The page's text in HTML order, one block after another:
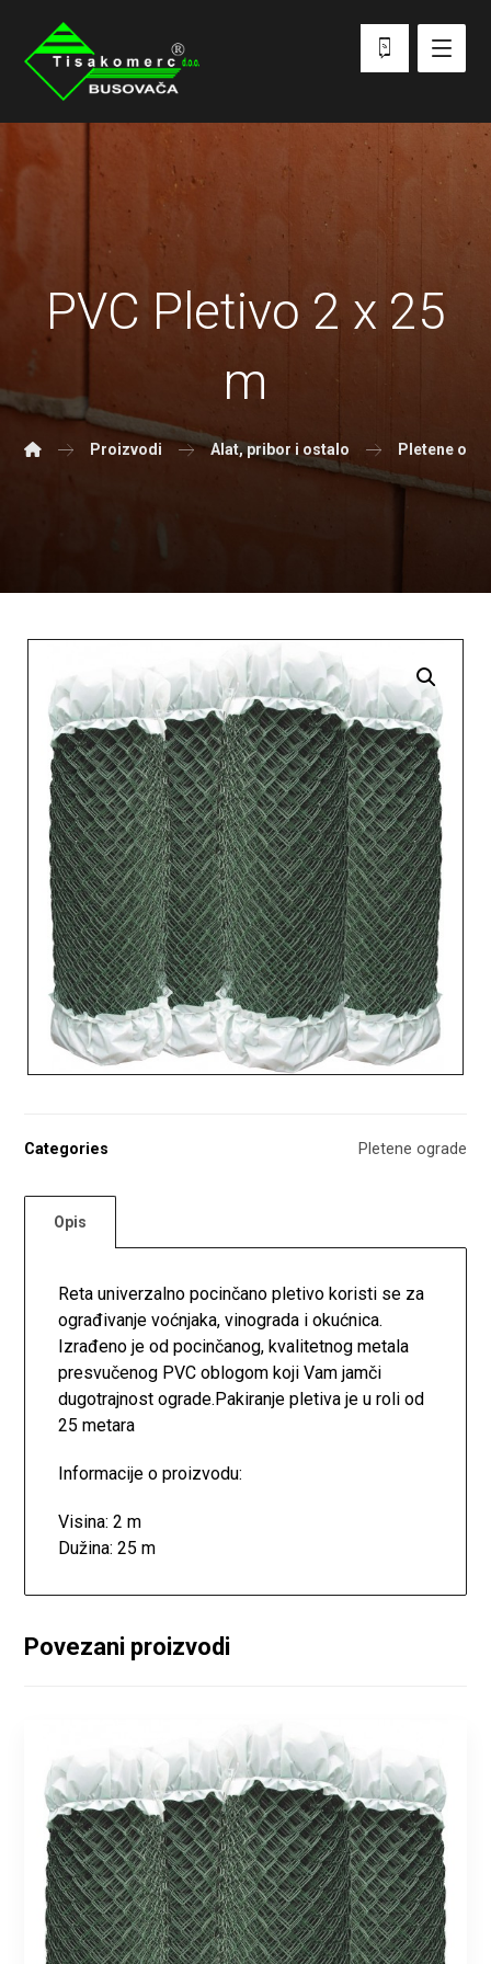
PVC Pletivo 2 x 25
m
Proizvodi Alat, pribor i ostalo Pletene
Enlarge the image
Categories Pletene ograde
Opis
Reta univerzalno pocinčano pletivo koristi se za
ograđivanje voćnjaka, vinograda i okućnica.
Izrađeno je od pocinčanog, kvalitetnog metala
presvučenog PVC oblogom koji Vam jamči
dugotrajnost ograde.Pakiranje pletiva je u roli od
25 metara
Informacije o proizvodu:
Visina: 2 m
Dužina: 25 m
Povezani proizvodi